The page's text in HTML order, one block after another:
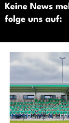
Keine News
folge uns auf: